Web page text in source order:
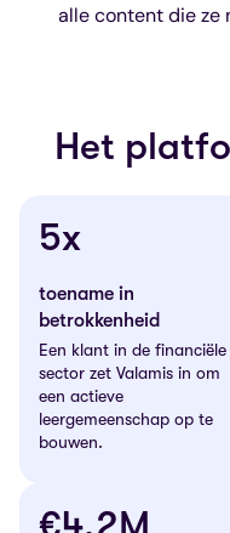
alle content die ze
Het
5x
toename in
betrokkenheid
Een klant in de financiële
sector zet Valamis in om
een actieve
leergemeenschap op te
bouwen.